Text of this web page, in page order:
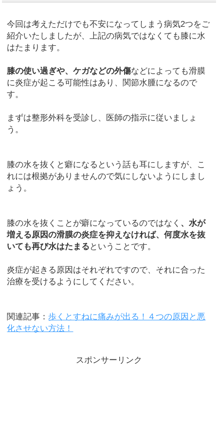
今回は考えただけでも不安になってしまう病気2つをご
紹介いたしましたが、上記の病気ではなくても膝に水
はたまります。
膝の使い過ぎや、ケガなどの外傷などによっても滑膜
に炎症が起こる可能性はあり、関節水腫になるので
す。
まずは整形外科を受診し、医師の指示に従いましょ
う。
膝の水を抜くと癖になるという話も耳にしますが、こ
れには根拠がありませんので気にしないようにしまし
ょう。
膝の水を抜くことが癖になっているのではなく 、水が
増える原因の滑膜の炎症を抑えなければ、何度水を抜
いても再び水はたまる ということです。
炎症が起きる原因はそれぞれですので、それに合った
治療を受けるようにしてください。
関連記事：歩くとすねに痛みが出る！４つの原因と悪
化させない方法！
スポンサーリンク